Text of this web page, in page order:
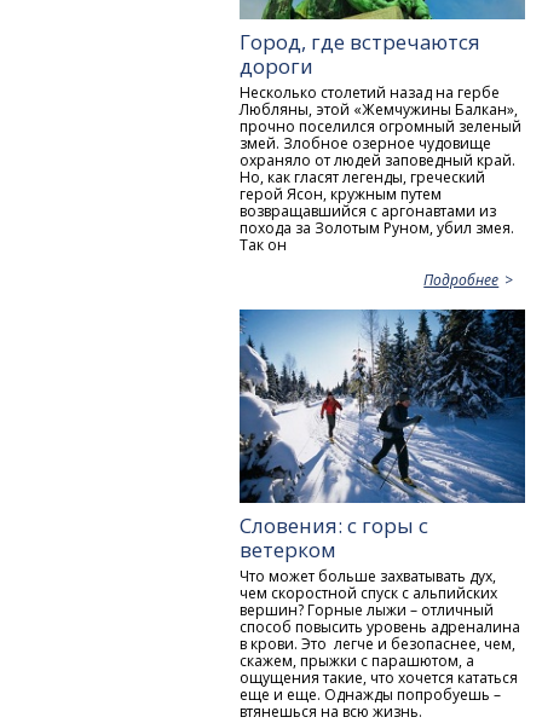
Город, где встречаются
дороги
Несколько столетий назад на гербе
Любляны, этой «Жемчужины Балкан»,
прочно поселился огромный зеленый
змей. Злобное озерное чудовище
охраняло от людей заповедный край.
Но, как гласят легенды, греческий
герой Ясон, кружным путем
возвращавшийся с аргонавтами из
похода за Золотым Руном, убил змея.
Так он
Подробнее
Словения: с горы с
ветерком
Что может больше захватывать дух,
чем скоростной спуск с альпийских
вершин? Горные лыжи – отличный
способ повысить уровень адреналина
в крови. Это легче и безопаснее, чем,
скажем, прыжки с парашютом, а
ощущения такие, что хочется кататься
еще и еще. Однажды попробуешь –
втянешься на всю жизнь.